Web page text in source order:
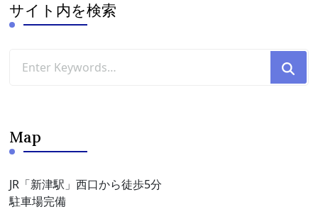
サイト内を検索
for
Map
JR「新津駅」西口から徒歩5分
駐車場完備